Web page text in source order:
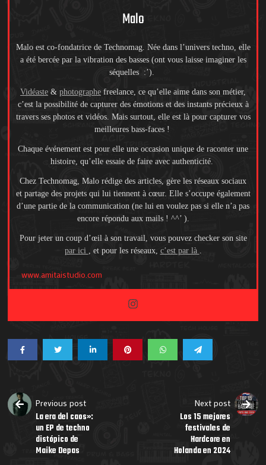
Malo
Malo est co-fondatrice de Technomag. Née dans l’univers techno, elle
a été bercée par la vibration des basses (ont vous laisse imaginer les
séquelles :’).
Vidéaste & photographe freelance, ce qu’elle aime dans son métier,
c’est la possibilité de capturer des émotions et des instants précieux à
travers ses photos et vidéos. Mais surtout, elle est là pour capturer vos
meilleures bass-faces !
Chaque événement est pour elle une occasion unique de raconter une
histoire, qu’elle essaie de faire avec authenticité.
Chez Technomag, Malo rédige des articles, gère les réseaux sociaux
et partage des projets qui lui tiennent à cœur. Elle s’occupe également
d’une partie de la communication (ne lui en voulez pas si elle n’a pas
encore répondu aux mails ! ^^’ ).
Pour jeter un coup d’œil à son travail, vous pouvez checker son site
par ici
, et pour les réseaux, c’est par là
www.amitaistudio.com
Previous post
La era del caos»:
un EP de techno
distópico de
Maike Depas
Next post
Los 15 mejores
festivales de
Hardcore en
Holanda en 2024